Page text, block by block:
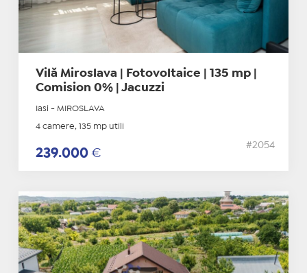
Vilă Miroslava | Fotovoltaice | 135 mp |
Comision 0% | Jacuzzi
Iasi - MIROSLAVA
4 camere, 135 mp utili
239.000 €
#2054